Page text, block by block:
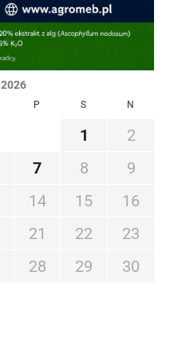
P S N
1
2
7 8
9
14 15
16
21 22
23
28 29
30